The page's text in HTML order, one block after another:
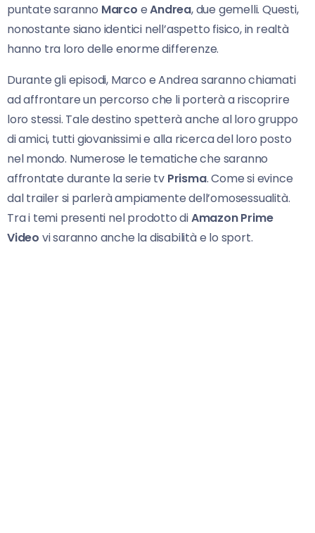
puntate saranno Marco eAndrea, due gemelli. Questi,
nonostante siano identici nell’aspetto fisico, in realtà
hanno tra loro delle enorme differenze.
Durante gli episodi, Marco e Andrea saranno chiamati
ad affrontare un percorso che li porterà a riscoprire
loro stessi. Tale destino spetterà anche al loro gruppo
di amici, tutti giovanissimi e alla ricerca del loro posto
nel mondo. Numerose le tematiche che saranno
affrontate durante la serie tv Prisma. Come si evince
dal trailer si parlerà ampiamente dell’omosessualità.
Tra i temi presenti nel prodotto diAmazon Prime
Video vi saranno anche la disabilità e lo sport.